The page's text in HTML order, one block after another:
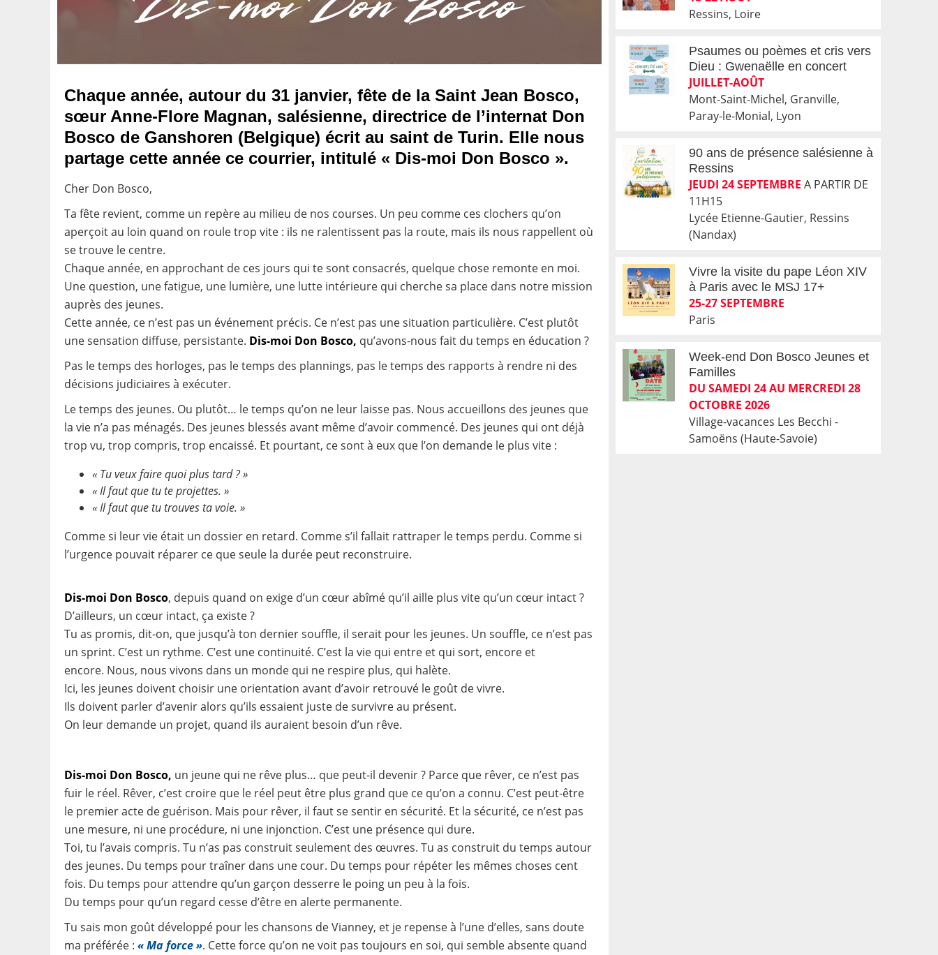
Chaque année, autour du 31 janvier, fête de la Saint Jean Bosco,
sœur Anne-Flore Magnan, salésienne, directrice de l’internat Don
Bosco de Ganshoren (Belgique) écrit au saint de Turin. Elle nous
partage cette année ce courrier, intitulé « Dis-moi Don Bosco ».
Cher Don Bosco,
Ta fête revient, comme un repère au milieu de nos courses. Un peu comme ces clochers qu’on
aperçoit au loin quand on roule trop vite : ils ne ralentissent pas la route, mais ils nous rappellent où
se trouve le centre.
Chaque année, en approchant de ces jours qui te sont consacrés, quelque chose remonte en moi.
Une question, une fatigue, une lumière, une lutte intérieure qui cherche sa place dans notre mission
auprès des jeunes.
Cette année, ce n’est pas un événement précis. Ce n’est pas une situation particulière. C’est plutôt
une sensation diffuse, persistante. Dis-moi Don Bosco, qu’avons-nous fait du temps en éducation ?
Pas le temps des horloges, pas le temps des plannings, pas le temps des rapports à rendre ni des
décisions judiciaires à exécuter.
Le temps des jeunes. Ou plutôt… le temps qu’on ne leur laisse pas. Nous accueillons des jeunes que
la vie n’a pas ménagés. Des jeunes blessés avant même d’avoir commencé. Des jeunes qui ont déjà
trop vu, trop compris, trop encaissé. Et pourtant, ce sont à eux que l’on demande le plus vite :
« Tu veux faire quoi plus tard ?»
«Il faut que tu te projettes. »
« Il faut que tu trouves ta voie. »
Comme si leur vie était un dossier en retard. Comme s’il fallait rattraper le temps perdu. Comme si
l’urgence pouvait réparer ce que seule la durée peut reconstruire.
Dis-moi Don Bosco, depuis quand on exige d’un cœur abîmé qu’il aille plus vite qu’un cœur intact ?
D’ailleurs, un cœur intact, ça existe ?
Tu as promis, dit-on, que jusqu’à ton dernier souffle, il serait pour les jeunes. Un souffle, ce n’est pas
un sprint. C’est un rythme. C’est une continuité. C’est la vie qui entre et qui sort, encore et
encore. Nous, nous vivons dans un monde qui ne respire plus, qui halète.
Ici, les jeunes doivent choisir une orientation avant d’avoir retrouvé le goût de vivre.
Ils doivent parler d’avenir alors qu’ils essaient juste de survivre au présent.
On leur demande un projet, quand ils auraient besoin d’un rêve.
Dis-moi Don Bosco, un jeune qui ne rêve plus… que peut-il devenir ? Parce que rêver, ce n’est pas
fuir le réel. Rêver, c’est croire que le réel peut être plus grand que ce qu’on a connu. C’est peut-être
le premier acte de guérison. Mais pour rêver, il faut se sentir en sécurité. Et la sécurité, ce n’est pas
une mesure, ni une procédure, ni une injonction. C’est une présence qui dure.
Toi, tu l’avais compris. Tu n’as pas construit seulement des œuvres. Tu as construit du temps autour
des jeunes. Du temps pour traîner dans une cour. Du temps pour répéter les mêmes choses cent
fois. Du temps pour attendre qu’un garçon desserre le poing un peu à la fois.
Du temps pour qu’un regard cesse d’être en alerte permanente.
Tu sais mon goût développé pour les chansons de Vianney, et je repense à l’une d’elles, sans doute
ma préférée : « Ma force ». Cette force qu’on ne voit pas toujours en soi, qui semble absente quand
Ressins, Loire
Psaumes ou poèmes et cris vers
Dieu : Gwenaëlle en concert
JUILLET-AOÛT
Mont-Saint-Michel, Granville,
Paray-le-Monial, Lyon
90 ans de présence salésienne à
Ressins
JEUDI 24 SEPTEMBRE A PARTIR DE
11H15
Lycée Etienne-Gautier, Ressins
(Nandax)
Vivre la visite du pape Léon XIV
à Paris avec le MSJ 17+
25-27 SEPTEMBRE
Paris
Week-end Don Bosco Jeunes et
Familles
DU SAMEDI 24 AU MERCREDI 28
OCTOBRE 2026
Village-vacances Les Becchi -
Samoëns (Haute-Savoie)